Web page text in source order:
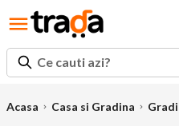
Ce cauti azi?
Acasa Casa si Gradina